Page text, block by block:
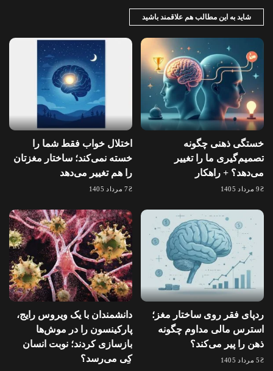
شاید به این مطالب هم علاقمند باشید
خستگی ذهنی چگونه
تصمیم‌گیری ما را تغییر
می‌دهد؟ + راهکار
9 مرداد 1405
اختلال خواب فقط شما را
خسته نمی‌کند؛ ساختار مغزتان
را هم تغییر می‌دهد
7 مرداد 1405
ردپای فقر روی ساختار مغز؛
استرس مالی مداوم چگونه
ذهن را پیر می‌کند؟
5 مرداد 1405
دانشمندان با یک ویروس رایج،
پارکینسون را در موش‌ها
بازسازی کردند؛ نوبت انسان
کِی می‌رسد؟